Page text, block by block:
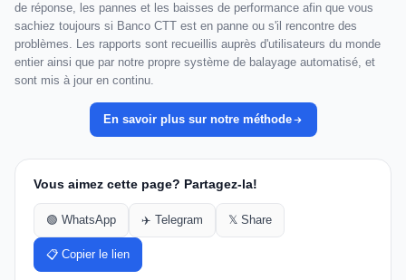
de réponse, les pannes et les baisses de performance afin que vous
sachiez toujours si Banco CTT est en panne ou s'il rencontre des
problèmes. Les rapports sont recueillis auprès d'utilisateurs du monde
entier ainsi que par notre propre système de balayage automatisé, et
sont mis à jour en continu.
En savoir plus sur notre méthode
Vous aimez cette page? Partagez-la!
🟢 WhatsApp ✈️ Telegram 𝕏 Share
📋 Copier le lien